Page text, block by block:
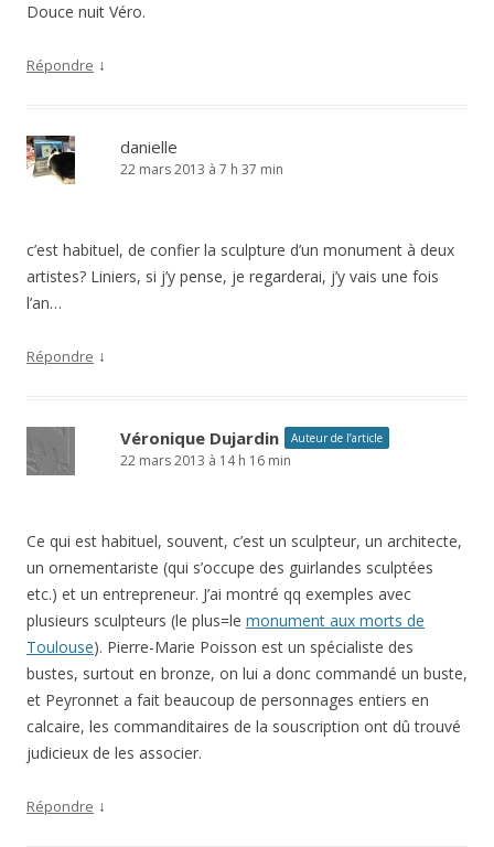
Douce nuit Véro.
Répondre ↓
danielle
22 mars 2013 à 7 h 37 min
c’est habituel, de confier la sculpture d’un monument à deux
artistes? Liniers, si j’y pense, je regarderai, j’y vais une fois
l’an…
Répondre ↓
Véronique Dujardin Auteur de l’article
22 mars 2013 à 14 h 16 min
Ce qui est habituel, souvent, c’est un sculpteur, un architecte,
un ornementariste (qui s’occupe des guirlandes sculptées
etc.) et un entrepreneur. J’ai montré qq exemples avec
plusieurs sculpteurs (le plus=le monument aux morts de
Toulouse). Pierre-Marie Poisson est un spécialiste des
bustes, surtout en bronze, on lui a donc commandé un buste,
et Peyronnet a fait beaucoup de personnages entiers en
calcaire, les commanditaires de la souscription ont dû trouvé
judicieux de les associer.
Répondre ↓